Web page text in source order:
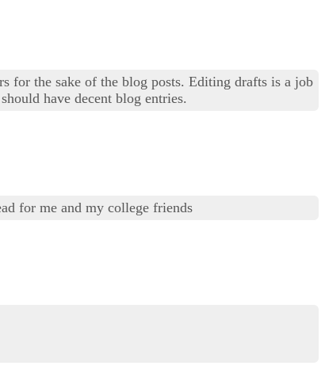
for the sake of the blog posts. Editing drafts is a job
have decent blog entries.
for me and my college friends